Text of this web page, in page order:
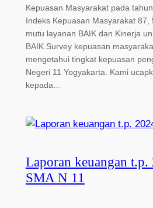
Kepuasan Masyarakat pada
Indeks Kepuasan Masyarakat
mutu layanan BAIK dan Kinerja
BAIK.Survey kepuasan
mengetahui tingkat kepuasan
Negeri 11 Yogyakarta. Kami
kepada…
Laporan keuangan
SMA N 11